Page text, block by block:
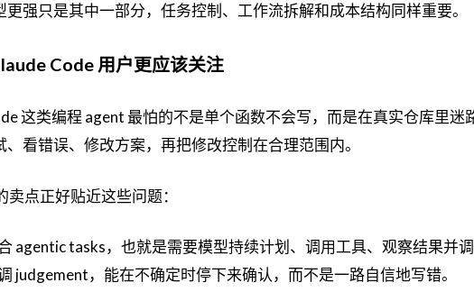
更强只是其中一部分，任务控制、工作流拆解和成本结构同样重要。
Code 用户更应该关注
这类编程 agent 最怕的不是单个函数不会写，而是在真实仓库里迷
、看错误、修改方案，再把修改控制在合理范围内。
卖点正好贴近这些问题：
agentic tasks，也就是需要模型持续计划、调用工具、观察结果并调
judgement，能在不确定时停下来确认，而不是一路自信地写错。